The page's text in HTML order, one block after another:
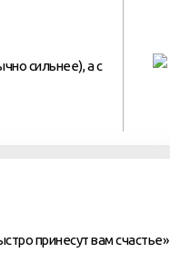
сильнее), а с
принесут вам счастье»